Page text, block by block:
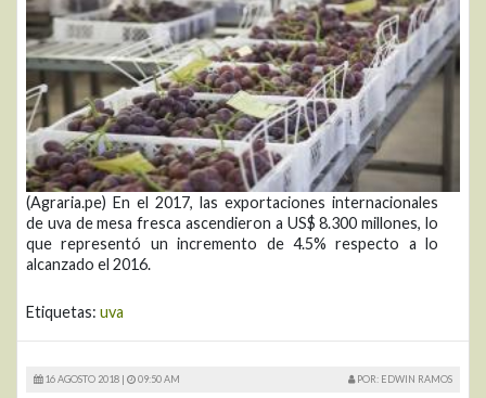
(Agraria.pe) En el 2017, las exportaciones internacionales
de uva de mesa fresca ascendieron a US$ 8.300 millones, lo
que representó un incremento de 4.5% respecto a lo
alcanzado el 2016.
Etiquetas: uva
16 AGOSTO 2018 | 09:50 AM POR: EDWIN RAMOS